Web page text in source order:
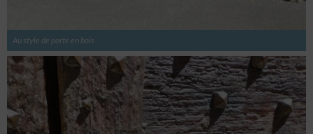
Au style de porte en bois